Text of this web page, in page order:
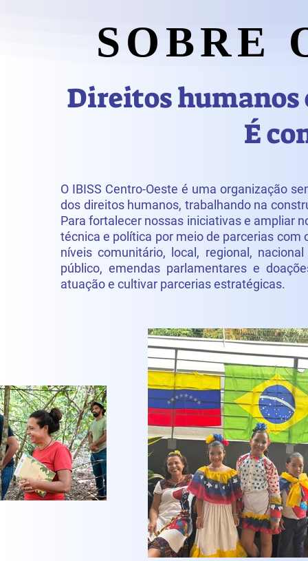
SOBRE
SOBRE
Direitos humanos
É
O IBISS Centro-Oeste é uma organização
dos direitos humanos, trabalhando na
Para fortalecer nossas iniciativas e ampliar
técnica e política por meio de parcerias
níveis comunitário, local, regional,
público, emendas parlamentares e
atuação e cultivar parcerias estratégicas.